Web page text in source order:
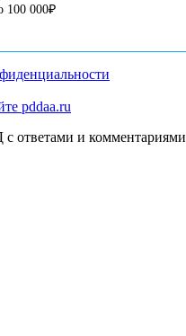
100 000₽
pddaa.ru
ответами и комментариями